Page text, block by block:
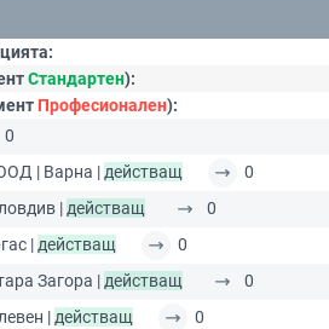
Стандартен):
Професионален):
0
| Варна | действащ 0
| действащ 0
| действащ 0
Загора | действащ 0
| действащ 0